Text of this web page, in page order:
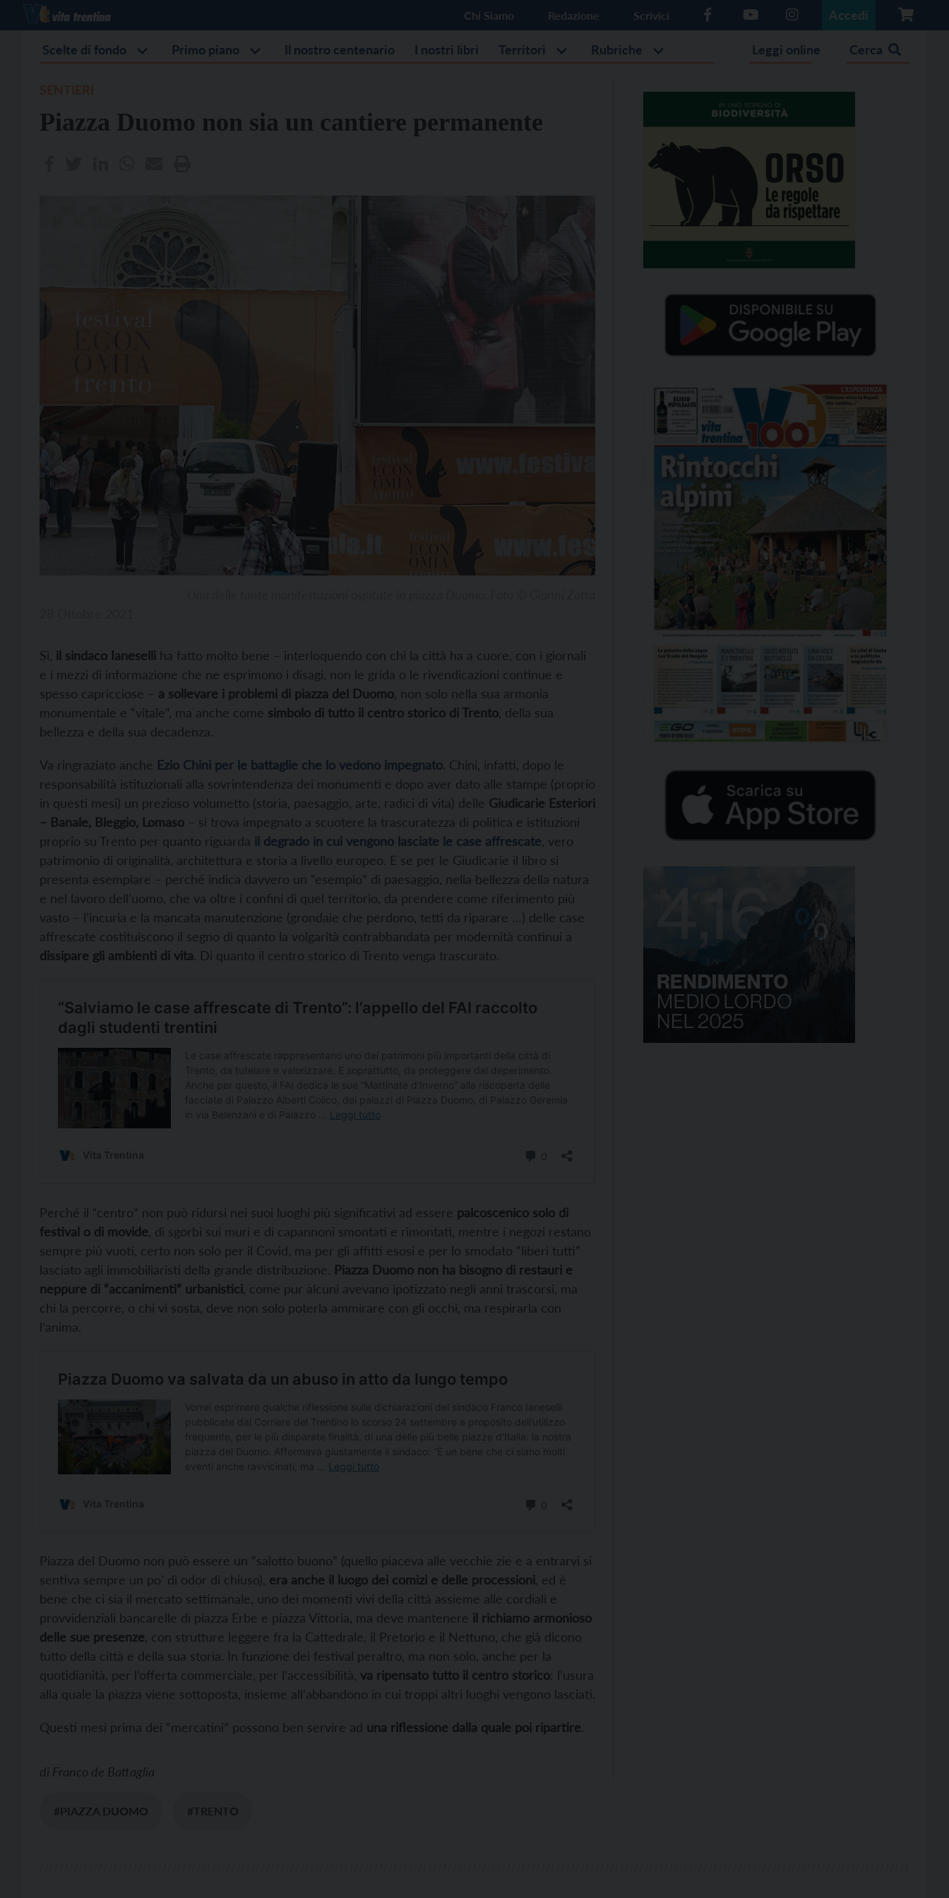
Chi Siamo Redazione Scrivici Accedi
Scelte di fondo Primo piano Il nostro centenario I nostri libri Territori Rubriche Leggi online Cerca
Piazza Duomo non sia un cantiere permanente
Sì, il sindaco Ianeselli ha fatto molto bene – interloquendo con chi la città ha a cuore, con i giornali
e i mezzi di informazione che ne esprimono i disagi, non le grida o le rivendicazioni continue e
spesso capricciose – a sollevare i problemi di piazza del Duomo , non solo nella sua armonia
monumentale e “vitale”, ma anche come simbolo di tutto il centro storico di Trento , della sua
bellezza e della sua decadenza.
Va ringraziato anche Ezio Chini per le battaglie che lo vedono impegnato. Chini, infatti, dopo le
responsabilità istituzionali alla sovrintendenza dei monumenti e dopo aver dato alle stampe (proprio
in questi mesi) un prezioso volumetto (storia, paesaggio, arte, radici di vita) delle Giudicarie Esteriori
– Banale, Bleggio, Lomaso – si trova impegnato a scuotere la trascuratezza di politica e istituzioni
proprio su Trento per quanto riguarda il degrado in cui vengono lasciate le case affrescate , vero
patrimonio di originalità, architettura e storia a livello europeo. E se per le Giudicarie il libro si
presenta esemplare – perché indica davvero un “esempio” di paesaggio, nella bellezza della natura
e nel lavoro dell’uomo, che va oltre i confini di quel territorio, da prendere come riferimento più
vasto – l’incuria e la mancata manutenzione (grondaie che perdono, tetti da riparare …) delle case
affrescate costituiscono il segno di quanto la volgarità contrabbandata per modernità continui a
dissipare gli ambienti di vita. Di quanto il centro storico di Trento venga trascurato.
Perché il “centro” non può ridursi nei suoi luoghi più significativi ad essere palcoscenico solo di
festival o di movide , di sgorbi sui muri e di capannoni smontati e rimontati, mentre i negozi restano
sempre più vuoti, certo non solo per il Covid, ma per gli affitti esosi e per lo smodato “liberi tutti”
lasciato agli immobiliaristi della grande distribuzione. Piazza Duomo non ha bisogno di restauri e
neppure di “accanimenti” urbanistici , come pur alcuni avevano ipotizzato negli anni trascorsi, ma
chi la percorre, o chi vi sosta, deve non solo poterla ammirare con gli occhi, ma respirarla con
l’anima.
Piazza del Duomo non può essere un “salotto buono” (quello piaceva alle vecchie zie e a entrarvi si
sentiva sempre un po’ di odor di chiuso), era anche il luogo dei comizi e delle processioni , ed è
bene che ci sia il mercato settimanale, uno dei momenti vivi della città assieme alle cordiali e
provvidenziali bancarelle di piazza Erbe e piazza Vittoria, ma deve mantenere il richiamo armonioso
delle sue presenze , con strutture leggere fra la Cattedrale, il Pretorio e il Nettuno, che già dicono
tutto della città e della sua storia. In funzione dei festival peraltro, ma non solo, anche per la
quotidianità, per l’offerta commerciale, per l’accessibilità, va ripensato tutto il centro storico: l’usura
alla quale la piazza viene sottoposta, insieme all’abbandono in cui troppi altri luoghi vengono lasciati.
Questi mesi prima dei “mercatini” possono ben servire ad una riflessione dalla quale poi ripartire.
di Franco de Battaglia
#PIAZZA DUOMO #TRENTO